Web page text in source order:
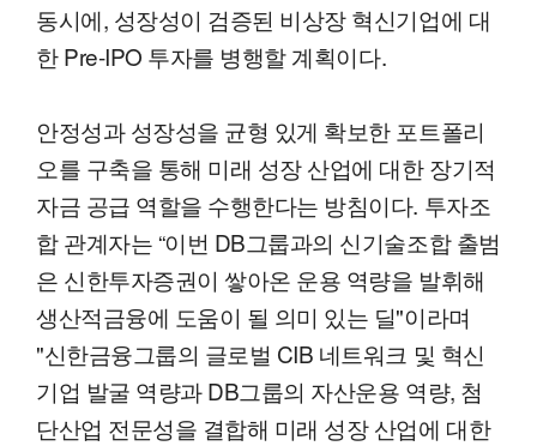
동시에, 성장성이 검증된 비상장 혁신기업에 대
한 Pre-IPO 투자를 병행할 계획이다.
안정성과 성장성을 균형 있게 확보한 포트폴리
오를 구축을 통해 미래 성장 산업에 대한 장기적
자금 공급 역할을 수행한다는 방침이다. 투자조
합 관계자는 “이번 DB그룹과의 신기술조합 출범
은 신한투자증권이 쌓아온 운용 역량을 발휘해
생산적금융에 도움이 될 의미 있는 딜"이라며
"신한금융그룹의 글로벌 CIB 네트워크 및 혁신
기업 발굴 역량과 DB그룹의 자산운용 역량, 첨
단산업 전문성을 결합해 미래 성장 산업에 대한